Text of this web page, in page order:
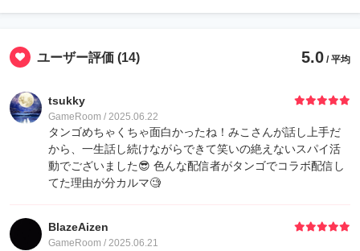
ユーザー評価 (14) 5.0 / 平均
tsukky
GameRoom / 2025.06.22
タンゴめちゃくちゃ面白かったね！みこさんが話し上手だ
から、一生話し続けながらできて笑いの絶えないスパイ活
動でございました😎 色んな配信者がタンゴでコラボ配信し
てた理由が分カルマ🧐
BlazeAizen
GameRoom / 2025.06.21